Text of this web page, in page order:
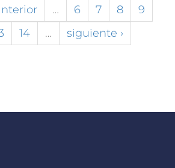
… 6 7 8
9
14 …
siguiente ›